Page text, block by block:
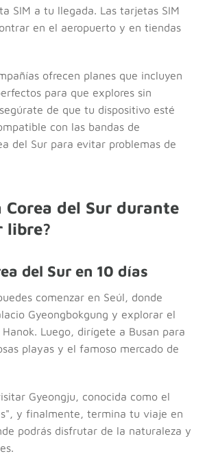
SIM a tu llegada. Las tarjetas SIM
en el aeropuerto y en tiendas
ofrecen planes que incluyen
para que explores sin
de que tu dispositivo esté
con las bandas de
del Sur para evitar problemas de
Corea del Sur durante
libre?
del Sur en 10 días
comenzar en Seúl, donde
Gyeongbokgung y explorar el
Luego, dirígete a Busan para
playas y el famoso mercado de
Gyeongju, conocida como el
y finalmente, termina tu viaje en
podrás disfrutar de la naturaleza y